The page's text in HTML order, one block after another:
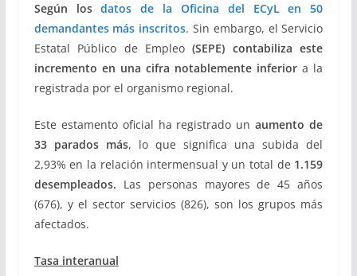
Según losdatos de la Oficina del ECyL en 50
demandantes más inscritos. Sin embargo, el Servicio
Estatal Público de Empleo (SEPE) contabiliza este
incremento en una cifra notablemente inferiora la
registrada por el organismo regional.
Este estamento oficial ha registrado unaumento de
33 parados más, lo que significa una subida del
2,93% en la relación intermensual y un total de 1.159
desempleados. Las personas mayores de 45 años
(676), y el sector servicios (826), son los grupos más
afectados.
Tasa interanual